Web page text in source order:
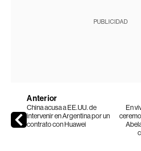
PUBLICIDAD
Anterior
China acusa a EE.UU. de
intervenir en Argentina por un
contrato con Huawei
En